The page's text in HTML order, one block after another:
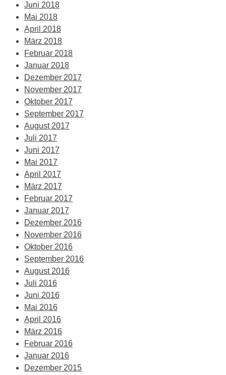
Juni 2018
Mai 2018
April 2018
März 2018
Februar 2018
Januar 2018
Dezember 2017
November 2017
Oktober 2017
September 2017
August 2017
Juli 2017
Juni 2017
Mai 2017
April 2017
März 2017
Februar 2017
Januar 2017
Dezember 2016
November 2016
Oktober 2016
September 2016
August 2016
Juli 2016
Juni 2016
Mai 2016
April 2016
März 2016
Februar 2016
Januar 2016
Dezember 2015